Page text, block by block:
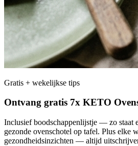
Gratis + wekelijkse tips
Ontvang gratis 7x KETO
Inclusief boodschappenlijstje — zo staat
gezonde ovenschotel op tafel. Plus elke
gezondheidsinzichten — altijd